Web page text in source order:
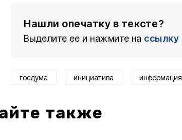
Нашли опечатку в тексте?
Выделите ее и нажмите на ссылку
госдума инициатива информация
также